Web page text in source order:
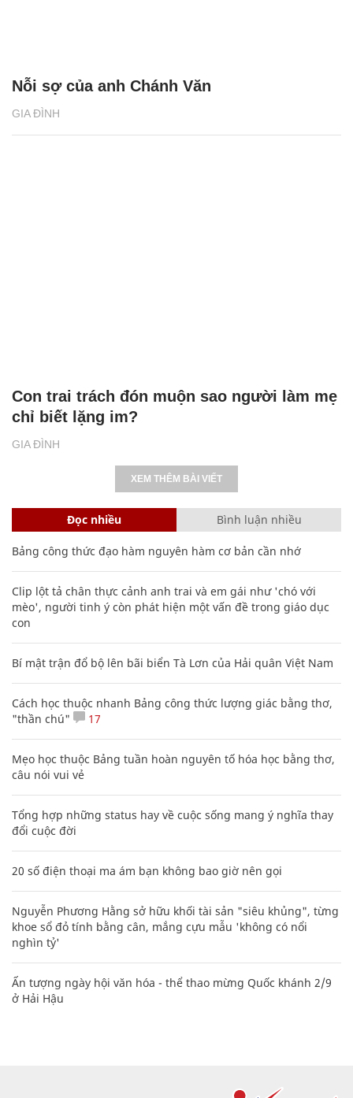
GIA ĐÌNH
Nỗi sợ của anh Chánh Văn
GIA ĐÌNH
Con trai trách đón muộn sao người làm mẹ
chỉ biết lặng im?
XEM THÊM BÀI VIẾT
Đọc nhiều Bình luận nhiều
Bảng công thức đạo hàm nguyên hàm cơ bản cần nhớ
Clip lột tả chân thực cảnh anh trai và em gái như 'chó với
mèo', người tinh ý còn phát hiện một vấn đề trong giáo dục
con
Bí mật trận đổ bộ lên bãi biển Tà Lơn của Hải quân Việt Nam
Cách học thuộc nhanh Bảng công thức lượng giác bằng thơ,
"thần chú"
17
Mẹo học thuộc Bảng tuần hoàn nguyên tố hóa học bằng thơ,
câu nói vui vẻ
Tổng hợp những status hay về cuộc sống mang ý nghĩa thay
đổi cuộc đời
20 số điện thoại ma ám bạn không bao giờ nên gọi
Nguyễn Phương Hằng sở hữu khối tài sản "siêu khủng", từng
khoe sổ đỏ tính bằng cân, mắng cựu mẫu 'không có nổi
nghìn tỷ'
Ấn tượng ngày hội văn hóa - thể thao mừng Quốc khánh 2/9
ở Hải Hậu